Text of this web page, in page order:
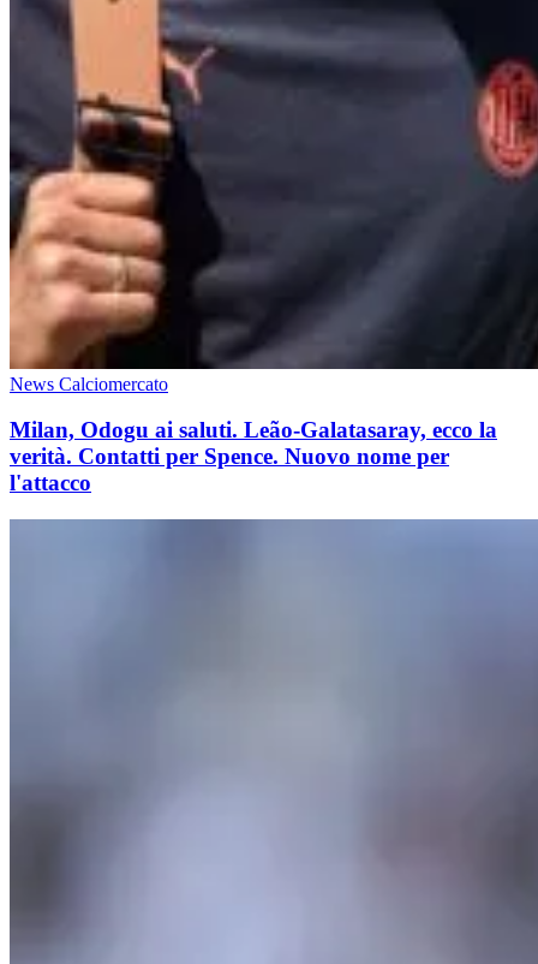
News Calciomercato
Milan, Odogu ai saluti. Leão-Galatasaray, ecco la
verità. Contatti per Spence. Nuovo nome per
l'attacco